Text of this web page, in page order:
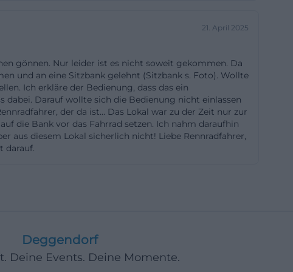
lohnt. Beim
qualitativ
Aussicht, Pause,
Genau das
Atmosphäre
Noch
als
praktisch, weil
21. April 2025
gönnen. Nur leider ist es nicht soweit gekommen. Da
und an eine Sitzbank gelehnt (Sitzbank s. Foto). Wollte
Ich erkläre der Bedienung, dass das ein
dabei. Darauf wollte sich die Bedienung nicht einlassen
der da ist… Das Lokal war zu der Zeit nur zur
die Bank vor das Fahrrad setzen. Ich nahm daraufhin
aus diesem Lokal sicherlich nicht! Liebe Rennradfahrer,
darauf.
Deggendorf
Deine Events. Deine Momente.